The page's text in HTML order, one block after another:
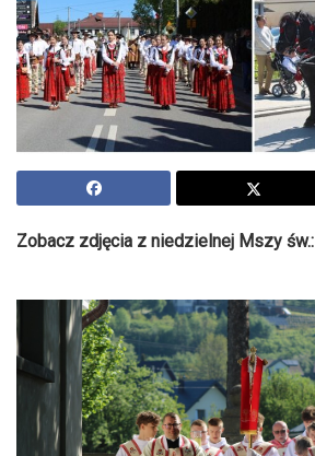
Zobacz zdjęcia z niedzielnej Mszy św.: